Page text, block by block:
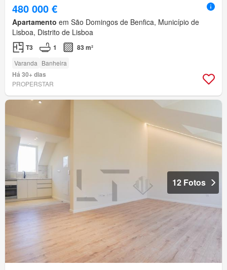
480 000 €
Apartamento em São Domingos de Benfica, Município de
Lisboa, Distrito de Lisboa
T3 1 83 m²
Varanda Banheira
Há 30+ dias
PROPERSTAR
12 Fotos